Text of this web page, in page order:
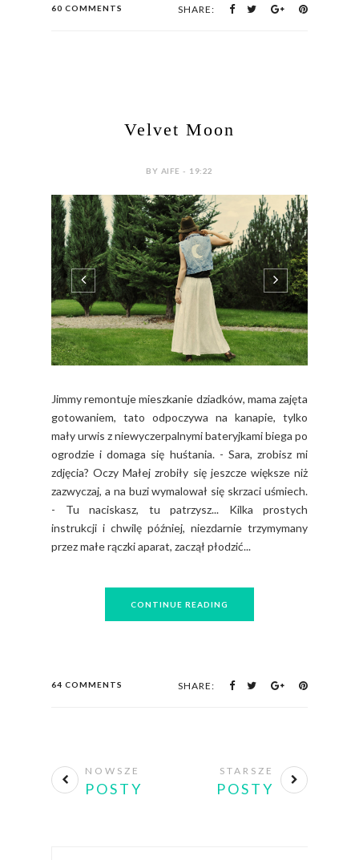
60 COMMENTS SHARE:
Velvet Moon
BY AIFE - 19:22
Jimmy remontuje mieszkanie dziadków, mama zajęta
gotowaniem, tato odpoczywa na kanapie, tylko
mały urwis z niewyczerpalnymi bateryjkami biega po
ogrodzie i domaga się huśtania. - Sara, zrobisz mi
zdjęcia? Oczy Małej zrobiły się jeszcze większe niż
zazwyczaj, a na buzi wymalował się skrzaci uśmiech.
- Tu naciskasz, tu patrzysz... Kilka prostych
instrukcji i chwilę później, niezdarnie trzymymany
przez małe rączki aparat, zaczął płodzić...
CONTINUE READING
64 COMMENTS SHARE:
NOWSZE
POSTY
STARSZE
POSTY